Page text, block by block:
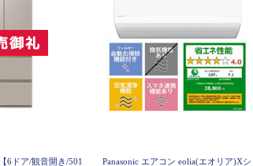
6ドア/観音開き/501
Panasonic エアコン eolia(エオリア)Xシ